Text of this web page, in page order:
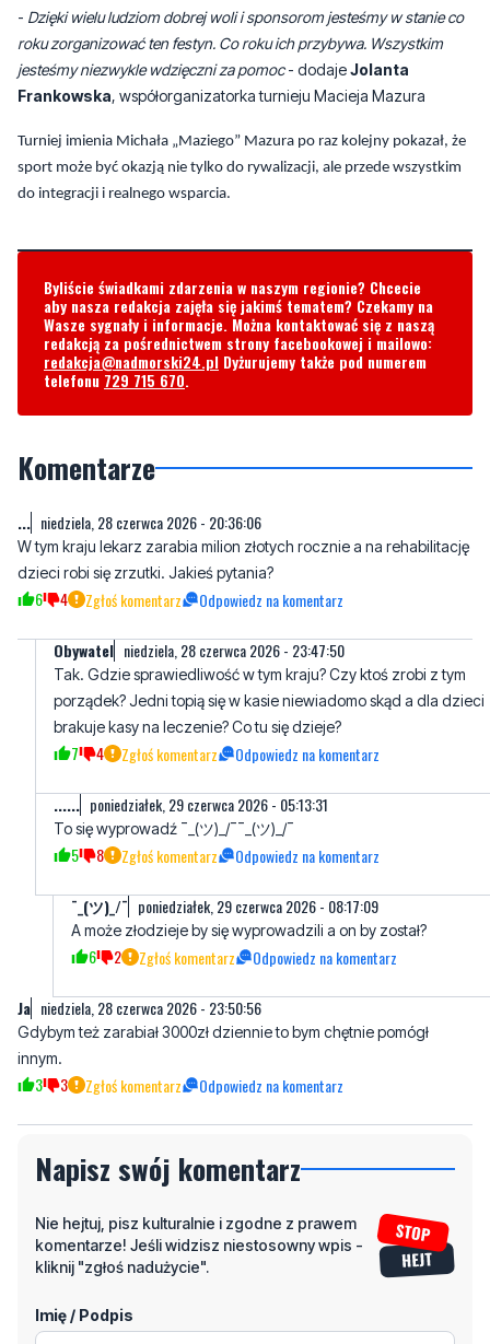
- Dzięki wielu ludziom dobrej woli i sponsorom jesteśmy w stanie co
roku zorganizować ten festyn. Co roku ich przybywa. Wszystkim
jesteśmy niezwykle wdzięczni za pomoc- dodajeJolanta
Frankowska, współorganizatorka turnieju Macieja Mazura
Turniej imienia Michała „Maziego” Mazura po raz kolejny pokazał, że
sport może być okazją nie tylko do rywalizacji, ale przede wszystkim
do integracji i realnego wsparcia.
Byliście świadkami zdarzenia w naszym regionie? Chcecie
aby nasza redakcja zajęła się jakimś tematem? Czekamy na
Wasze sygnały i informacje. Można kontaktować się z naszą
redakcją za pośrednictwem strony facebookowej i mailowo:
redakcja@nadmorski24.pl Dyżurujemy także pod numerem
telefonu 729 715 670.
Komentarze
... niedziela, 28 czerwca 2026 - 20:36:06
W tym kraju lekarz zarabia milion złotych rocznie a na rehabilitację
dzieci robi się zrzutki. Jakieś pytania?
6 4 Zgłoś komentarz Odpowiedz na komentarz
Obywatel niedziela, 28 czerwca 2026 - 23:47:50
Tak. Gdzie sprawiedliwość w tym kraju? Czy ktoś zrobi z tym
porządek? Jedni topią się w kasie niewiadomo skąd a dla dzieci
brakuje kasy na leczenie? Co tu się dzieje?
7 4 Zgłoś komentarz Odpowiedz na komentarz
...... poniedziałek, 29 czerwca 2026 - 05:13:31
To się wyprowadź ¯⁠⁠_⁠(⁠ツ⁠)⁠_⁠/⁠¯¯⁠⁠_⁠(⁠ツ⁠)⁠_⁠/⁠¯
5 8 Zgłoś komentarz Odpowiedz na komentarz
¯_(ツ)_/¯ poniedziałek, 29 czerwca 2026 - 08:17:09
A może złodzieje by się wyprowadzili a on by został?
6 2 Zgłoś komentarz Odpowiedz na komentarz
Ja niedziela, 28 czerwca 2026 - 23:50:56
Gdybym też zarabiał 3000zł dziennie to bym chętnie pomógł
innym.
3 3 Zgłoś komentarz Odpowiedz na komentarz
Napisz swój komentarz
Nie hejtuj, pisz kulturalnie i zgodne z prawem
komentarze! Jeśli widzisz niestosowny wpis -
kliknij "zgłoś nadużycie".
Imię / Podpis